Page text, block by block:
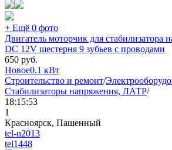
+ Ещё 0 фото
Двигатель моторчик для стабилизатора
DC 12V шестерня 9 зубьев с проводами
650 руб.
Новое0.1 кВт
Строительство и ремонт/
Стабилизаторы напряжения, ЛАТР/
18:15:53
1
Красноярск, Пашенный
tel-n2013
tel1448